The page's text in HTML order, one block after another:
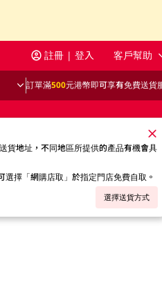
註冊 | 登入 客戶幫助
訂單滿500元港幣即可享有免費送貨
貨地址，不同地區所提供的產品有機會具
選擇「網購店取」於指定門店免費自取。
選擇送貨方式